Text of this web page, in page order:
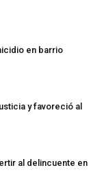
en barrio
y favoreció al
al delincuente en